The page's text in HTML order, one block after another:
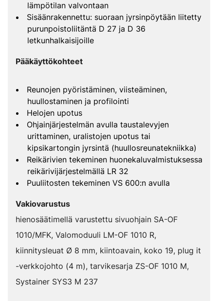
lämpötilan valvontaan
Sisäänrakennettu: suoraan jyrsinpöytään liitetty
purunpoistoliitäntä D 27 ja D 36
letkunhalkaisijoille
Pääkäyttökohteet
Reunojen pyöristäminen, viisteäminen,
huullostaminen ja profilointi
Helojen upotus
Ohjainjärjestelmän avulla taustalevyjen
urittaminen, uralistojen upotus tai
kipsikartongin jyrsintä (huullosreunatekniikka)
Reikärivien tekeminen huonekaluvalmistuksessa
reikärivijärjestelmällä LR 32
Puuliitosten tekeminen VS 600:n avulla
Vakiovarustus
hienosäätimellä varustettu sivuohjain SA-OF
1010/MFK, Valomoduuli LM-OF 1010 R,
kiinnitysleuat Ø 8 mm, kiintoavain, koko 19, plug it
-verkkojohto (4 m), tarvikesarja ZS-OF 1010 M,
Systainer SYS3 M 237